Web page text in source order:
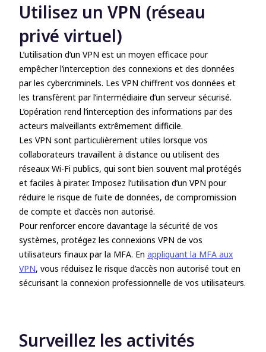
Utilisez un VPN (réseau
privé virtuel)
L’utilisation d’un VPN est un moyen efficace pour
empêcher l’interception des connexions et des données
par les cybercriminels. Les VPN chiffrent vos données et
les transfèrent par l’intermédiaire d’un serveur sécurisé.
L’opération rend l’interception des informations par des
acteurs malveillants extrêmement difficile.
Les VPN sont particulièrement utiles lorsque vos
collaborateurs travaillent à distance ou utilisent des
réseaux Wi-Fi publics, qui sont bien souvent mal protégés
et faciles à pirater. Imposez l’utilisation d’un VPN pour
réduire le risque de fuite de données, de compromission
de compte et d’accès non autorisé.
Pour renforcer encore davantage la sécurité de vos
systèmes, protégez les connexions VPN de vos
utilisateurs finaux par la MFA. En appliquant la MFA aux
VPN, vous réduisez le risque d’accès non autorisé tout en
sécurisant la connexion professionnelle de vos utilisateurs.
Surveillez les activités